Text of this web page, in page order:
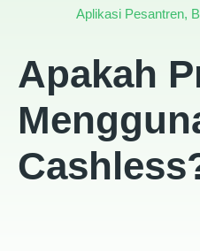
Aplikasi Pesantren,
Apakah